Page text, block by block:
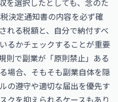
を選択したとしても、念のた
決定通知書の内容を必ず確
れる税額と、自分で納付すべ
るかチェックすることが重要
則で副業が「原則禁止」ある
場合、そもそも副業自体を隠
の遵守や適切な届出を優先す
クを抑えられるケースもあり